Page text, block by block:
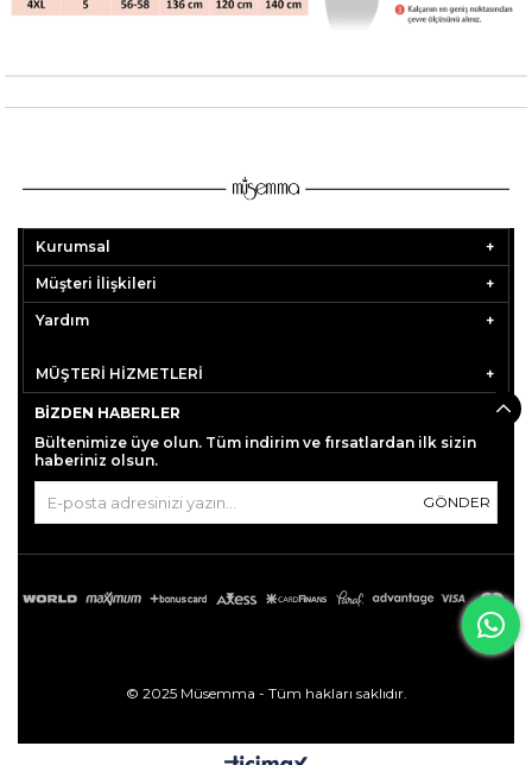
Kurumsal
Müşteri İlişkileri
Yardım
MÜŞTERİ HİZMETLERİ
BIZDEN HABERLER
Bültenimize üye olun. Tüm indirim ve fırsatlardan ilk sizin
haberiniz olsun.
GÖNDER
© 2025 Müsemma - Tüm hakları saklıdır.